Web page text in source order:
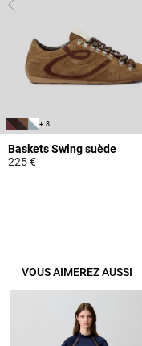
+ 8
Baskets Swing suède
225 €
VOUS AIMEREZ AUSSI